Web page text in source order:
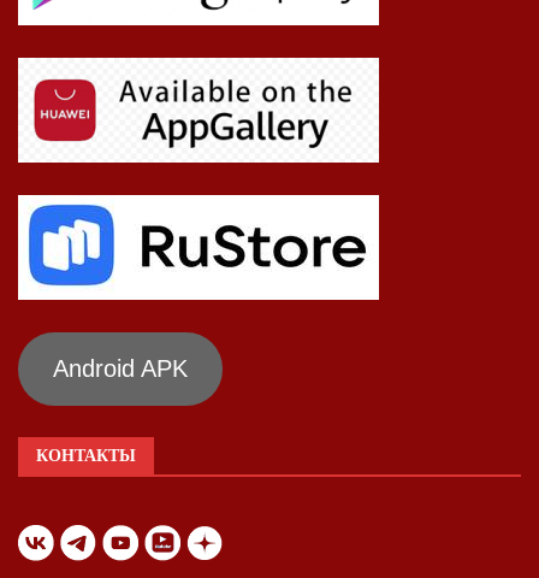
Android APK
КОНТАКТЫ